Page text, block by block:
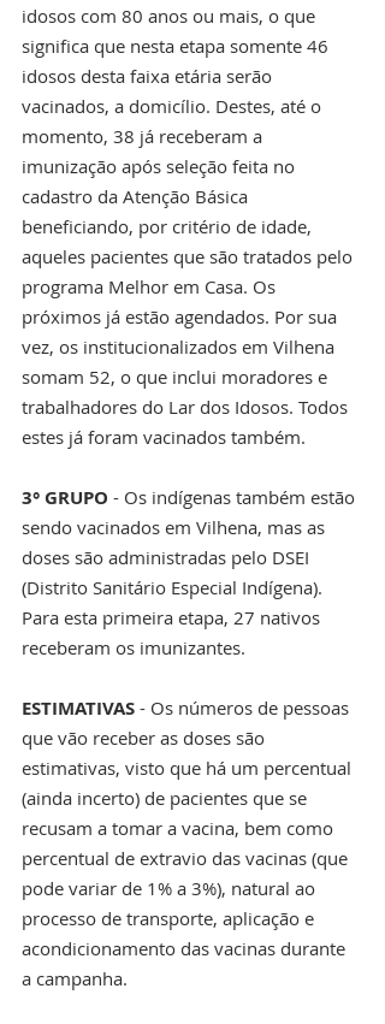
idosos com 80 anos ou mais, o que
significa que nesta etapa somente 46
idosos desta faixa etária serão
vacinados, a domicílio. Destes, até o
momento, 38 já receberam a
imunização após seleção feita no
cadastro da Atenção Básica
beneficiando, por critério de idade,
aqueles pacientes que são tratados pelo
programa Melhor em Casa. Os
próximos já estão agendados. Por sua
vez, os institucionalizados em Vilhena
somam 52, o que inclui moradores e
trabalhadores do Lar dos Idosos. Todos
estes já foram vacinados também.
3° GRUPO - Os indígenas também estão
sendo vacinados em Vilhena, mas as
doses são administradas pelo DSEI
(Distrito Sanitário Especial Indígena).
Para esta primeira etapa, 27 nativos
receberam os imunizantes.
ESTIMATIVAS - Os números de pessoas
que vão receber as doses são
estimativas, visto que há um percentual
(ainda incerto) de pacientes que se
recusam a tomar a vacina, bem como
percentual de extravio das vacinas (que
pode variar de 1% a 3%), natural ao
processo de transporte, aplicação e
acondicionamento das vacinas durante
a campanha.